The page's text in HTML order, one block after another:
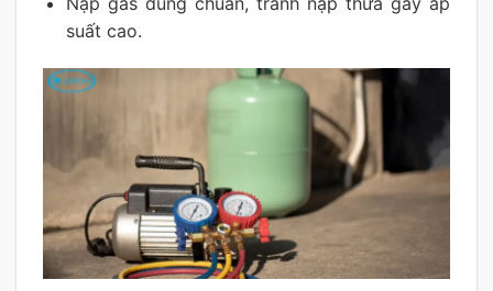
suất cao.